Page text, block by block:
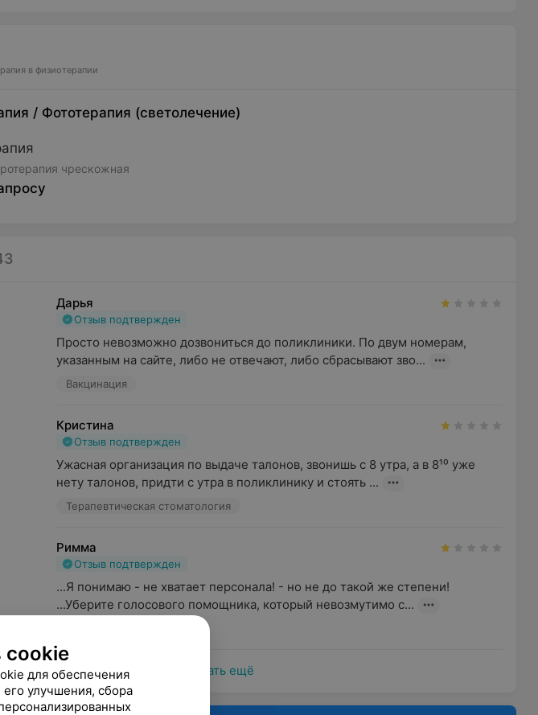
в физиотерапии
/ Фототерапия (светолечение)
чрескожная
Дарья
Отзыв подтвержден
Просто невозможно дозвониться до поликлиники. По двум номерам,
указанным на сайте, либо не отвечают, либо сбрасывают зво...
Вакцинация
Кристина
Отзыв подтвержден
Ужасная организация по выдаче талонов, звонишь с 8 утра, а в 8¹⁰ уже
нету талонов, придти с утра в поликлинику и стоять ...
Терапевтическая стоматология
Римма
Отзыв подтвержден
...Я понимаю - не хватает персонала! - но не до такой же степени!
...Уберите голосового помощника, который невозмутимо с...
Показать ещё
cookie
для обеспечения
его улучшения, сбора